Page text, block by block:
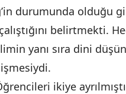
durumunda olduğu
belirtmekti.
yanı sıra dini
ikiye